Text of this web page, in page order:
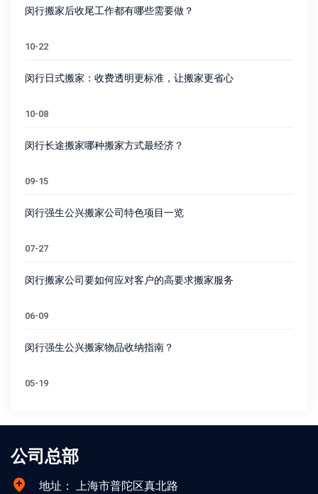
闵行搬家后收尾工作都有哪些需要做？
10-22
闵行日式搬家：收费透明更标准，让搬家更省心
10-08
闵行长途搬家哪种搬家方式最经济？
09-15
闵行强生公兴搬家公司特色项目一览
07-27
闵行搬家公司要如何应对客户的高要求搬家服务
06-09
闵行强生公兴搬家物品收纳指南？
05-19
公司总部
地址： 上海市普陀区真北路